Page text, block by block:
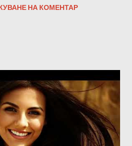
НА КОМЕНТАР